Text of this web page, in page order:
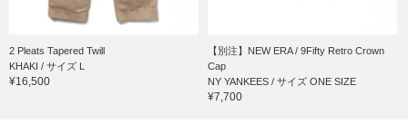
2 Pleats Tapered Twill
KHAKI / サイズ L
¥16,500
【別注】NEW ERA / 9Fifty Retro Crown
Cap
NY YANKEES / サイズ ONE SIZE
¥7,700